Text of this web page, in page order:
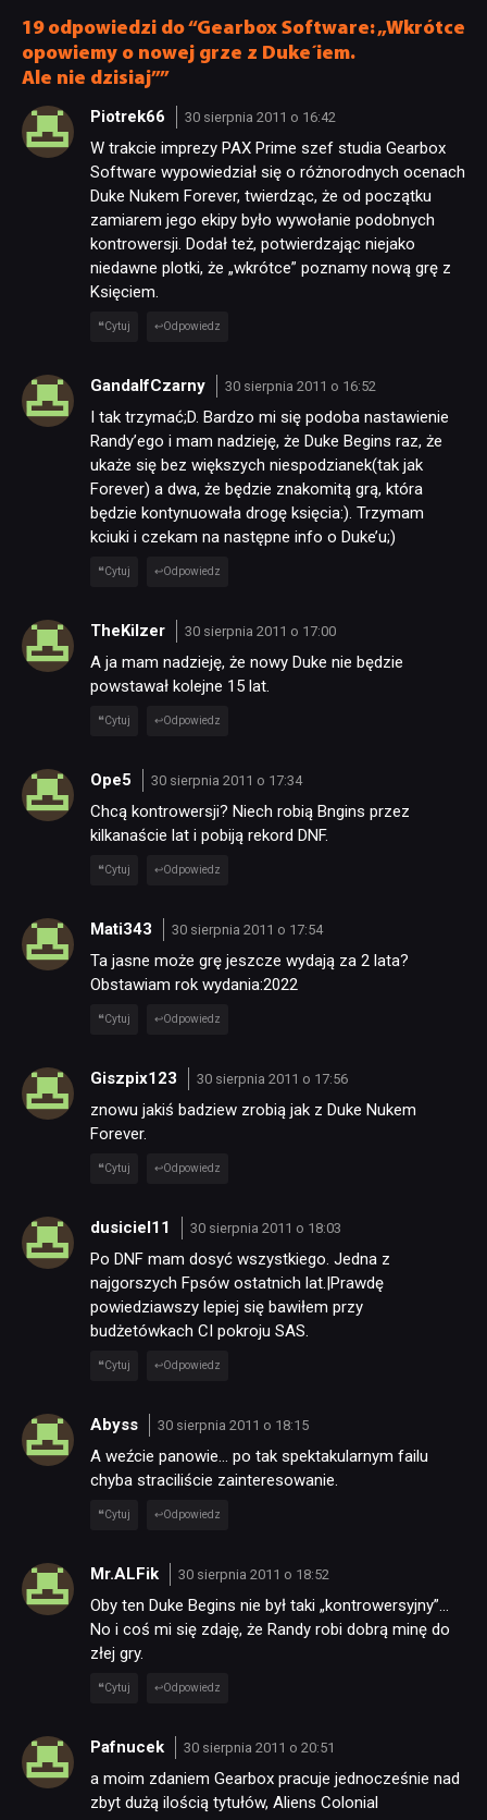
RECENZJE
PUBLICYSTYKA
KULTURA
RETRO
TECHNOLOGIE
DYSKUSJE
JUŻ GRALIŚMY
SKLEP
19 odpowiedzi do “Gearbox Software: „Wkrótce
opowiemy o nowej grze z Duke´iem.
Ale nie dzisiaj””
Piotrek66 30 sierpnia 2011 o 16:42
W trakcie imprezy PAX Prime szef studia Gearbox
Software wypowiedział się o różnorodnych ocenach
Duke Nukem Forever, twierdząc, że od początku
zamiarem jego ekipy było wywołanie podobnych
kontrowersji. Dodał też, potwierdzając niejako
niedawne plotki, że „wkrótce” poznamy nową grę z
Księciem.
Cytuj Odpowiedz
GandalfCzarny 30 sierpnia 2011 o 16:52
I tak trzymać;D. Bardzo mi się podoba nastawienie
Randy’ego i mam nadzieję, że Duke Begins raz, że
ukaże się bez większych niespodzianek(tak jak
Forever) a dwa, że będzie znakomitą grą, która
będzie kontynuowała drogę księcia:). Trzymam
kciuki i czekam na następne info o Duke’u;)
Cytuj Odpowiedz
TheKilzer 30 sierpnia 2011 o 17:00
A ja mam nadzieję, że nowy Duke nie będzie
powstawał kolejne 15 lat.
Cytuj Odpowiedz
Ope5 30 sierpnia 2011 o 17:34
Chcą kontrowersji? Niech robią Bngins przez
kilkanaście lat i pobiją rekord DNF.
Cytuj Odpowiedz
Mati343 30 sierpnia 2011 o 17:54
Ta jasne może grę jeszcze wydają za 2 lata?
Obstawiam rok wydania:2022
Cytuj Odpowiedz
Giszpix123 30 sierpnia 2011 o 17:56
znowu jakiś badziew zrobią jak z Duke Nukem
Forever.
Cytuj Odpowiedz
dusiciel11 30 sierpnia 2011 o 18:03
Po DNF mam dosyć wszystkiego. Jedna z
najgorszych Fpsów ostatnich lat.|Prawdę
powiedziawszy lepiej się bawiłem przy
budżetówkach CI pokroju SAS.
Cytuj Odpowiedz
Abyss 30 sierpnia 2011 o 18:15
A weźcie panowie… po tak spektakularnym failu
chyba straciliście zainteresowanie.
Cytuj Odpowiedz
Mr.ALFik 30 sierpnia 2011 o 18:52
Oby ten Duke Begins nie był taki „kontrowersyjny”…
No i coś mi się zdaję, że Randy robi dobrą minę do
złej gry.
Cytuj Odpowiedz
Pafnucek 30 sierpnia 2011 o 20:51
a moim zdaniem Gearbox pracuje jednocześnie nad
zbyt dużą ilością tytułów, Aliens Colonial